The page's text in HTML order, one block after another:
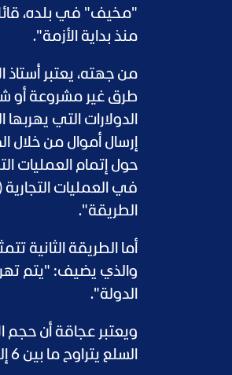
منذ بداية الأزمة".
من جهته، يعتبر أستاذ
طرق غير مشروعة أو
الدولارات التي
إرسال أموال من خلال
حول إتمام العمليات
في العمليات التجارية
الطريقة".
أما الطريقة الثانية
والذي يضيف: "يتم
الدولة".
ويعتبر عجاقة أن حجم
السلع يتراوح ما بين 6 إلى 7 مليارات دولار، فيما يبلغ حجم الواردات يقارب الـ19 مليارا.